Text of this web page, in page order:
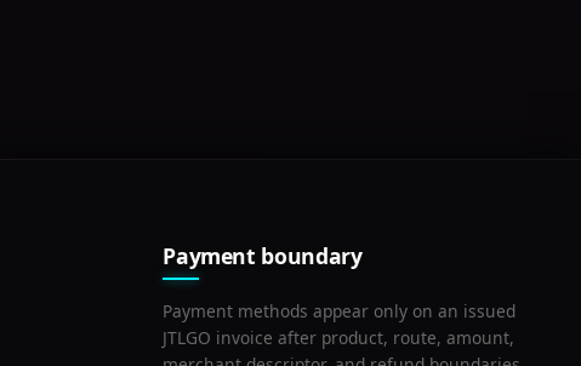
Payment boundary
Payment methods appear only on an issued
JTLGO invoice after product, route, amount,